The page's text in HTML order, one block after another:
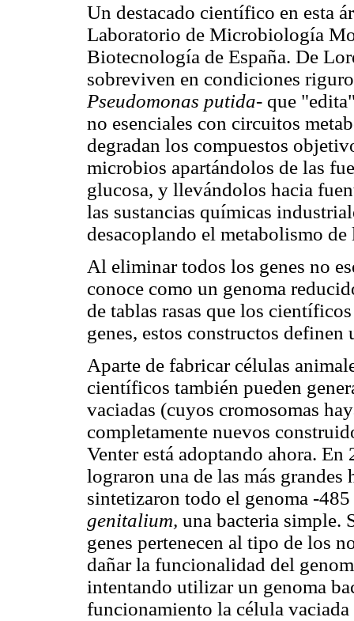
Un destacado científico en esta
Laboratorio de Microbiología
Biotecnología de España. De
sobreviven en condiciones
Pseudomonas putida- que
no esenciales con circuitos
degradan los compuestos
microbios apartándolos de las
glucosa, y llevándolos hacia
las sustancias químicas
desacoplando el metabolismo
Al eliminar todos los genes no
conoce como un genoma
de tablas rasas que los
genes, estos constructos
Aparte de fabricar células
científicos también pueden
vaciadas (cuyos cromosomas
completamente nuevos
Venter está adoptando ahora.
lograron una de las más
sintetizaron todo el genoma -
genitalium, una bacteria simple.
genes pertenecen al tipo de los
dañar la funcionalidad del
intentando utilizar un genoma
funcionamiento la célula